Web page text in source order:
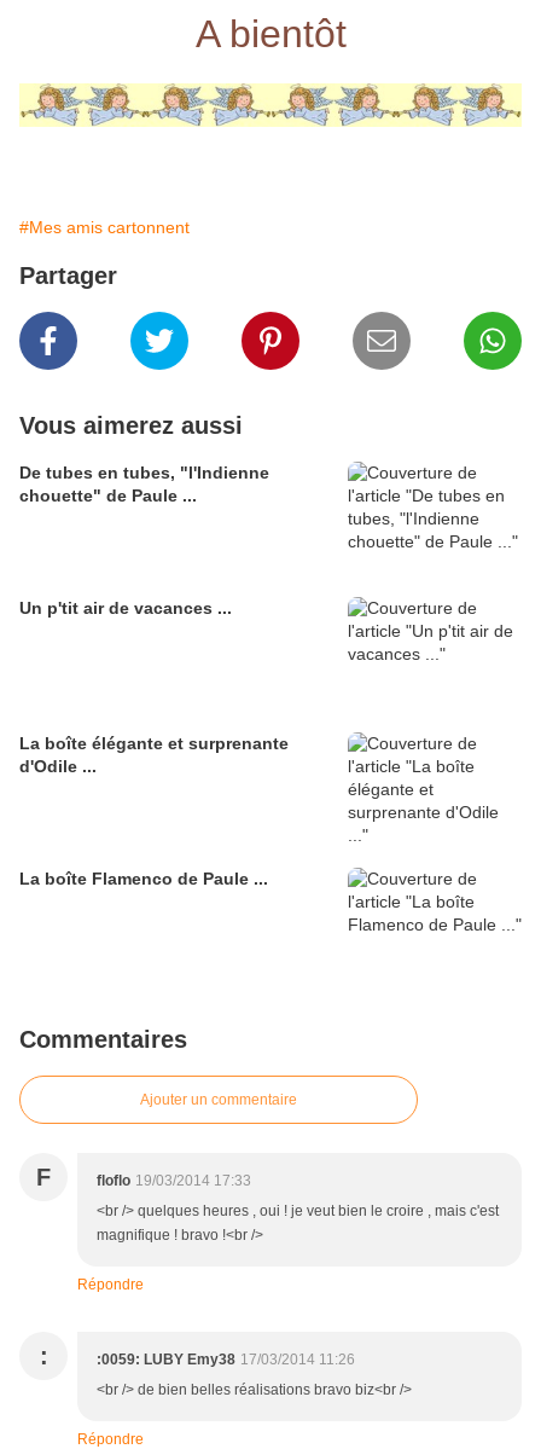
A bientôt
#Mes amis cartonnent
Partager
Vous aimerez aussi
De tubes en tubes, "l'Indienne
chouette" de Paule ...
Un p'tit air de vacances ...
La boîte élégante et surprenante
d'Odile ...
La boîte Flamenco de Paule ...
Commentaires
Ajouter un commentaire
F floflo 19/03/2014 17:33
<br /> quelques heures , oui ! je veut bien le croire , mais c'est
magnifique ! bravo !<br />
Répondre
: :0059: LUBY Emy38 17/03/2014 11:26
<br /> de bien belles réalisations bravo biz<br />
Répondre